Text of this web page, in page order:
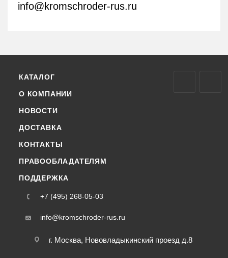
info@kromschroder-rus.ru
КАТАЛОГ
О КОМПАНИИ
НОВОСТИ
ДОСТАВКА
КОНТАКТЫ
ПРАВООБЛАДАТЕЛЯМ
ПОДДЕРЖКА
+7 (495) 268-05-03
info@kromschroder-rus.ru
г. Москва, Нововладыкинский проезд д.8